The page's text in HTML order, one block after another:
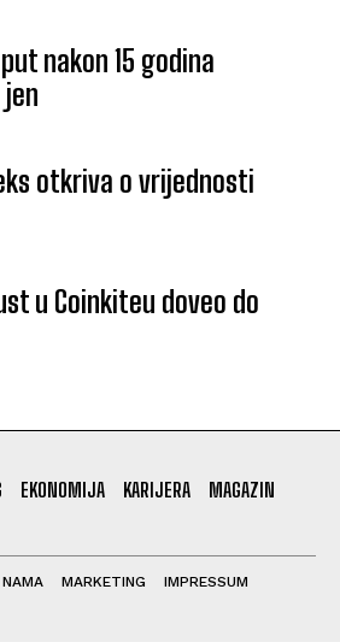
nakon 15 godina
otkriva o vrijednosti
u Coinkiteu doveo do
EKONOMIJA KARIJERA
MAGAZIN
MARKETING
IMPRESSUM